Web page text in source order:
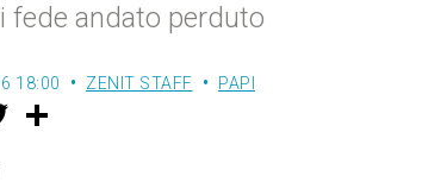
fede andato perduto
18:00 ZENIT STAFF PAPI
w